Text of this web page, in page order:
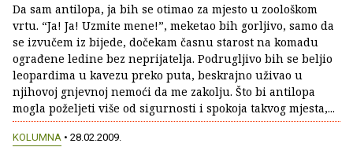
Da sam antilopa, ja bih se otimao za mjesto u zoološkom
vrtu. “Ja! Ja! Uzmite mene!”, meketao bih gorljivo, samo da
se izvučem iz bijede, dočekam časnu starost na komadu
ograđene ledine bez neprijatelja. Podrugljivo bih se beljio
leopardima u kavezu preko puta, beskrajno uživao u
njihovoj gnjevnoj nemoći da me zakolju. Što bi antilopa
mogla poželjeti više od sigurnosti i spokoja takvog mjesta,...
KOLUMNA • 28.02.2009.